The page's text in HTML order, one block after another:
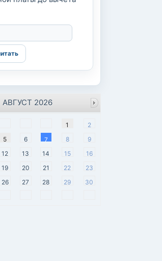
1
2
5 6 7 8
9
12 13 14 15
16
19 20 21 22
23
26 27 28 29
30
АВГУСТ 2026